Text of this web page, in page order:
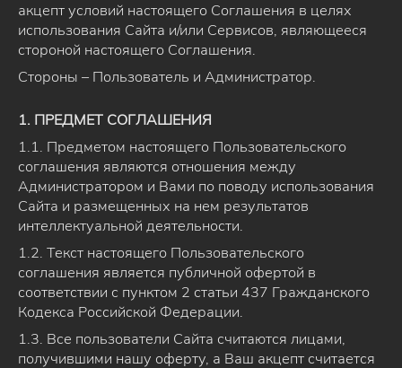
акцепт условий настоящего Соглашения в целях
использования Сайта и/или Сервисов, являющееся
стороной настоящего Соглашения.
Стороны – Пользователь и Администратор.
1. ПРЕДМЕТ СОГЛАШЕНИЯ
1.1. Предметом настоящего Пользовательского
соглашения являются отношения между
Администратором и Вами по поводу использования
Сайта и размещенных на нем результатов
интеллектуальной деятельности.
1.2. Текст настоящего Пользовательского
соглашения является публичной офертой в
соответствии с пунктом 2 статьи 437 Гражданского
Кодекса Российской Федерации.
1.3. Все пользователи Сайта считаются лицами,
получившими нашу оферту, а Ваш акцепт считается